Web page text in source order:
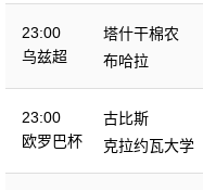
23:00
乌兹超
塔什干棉农
布哈拉
23:00
欧罗巴杯
古比斯
克拉约瓦大学